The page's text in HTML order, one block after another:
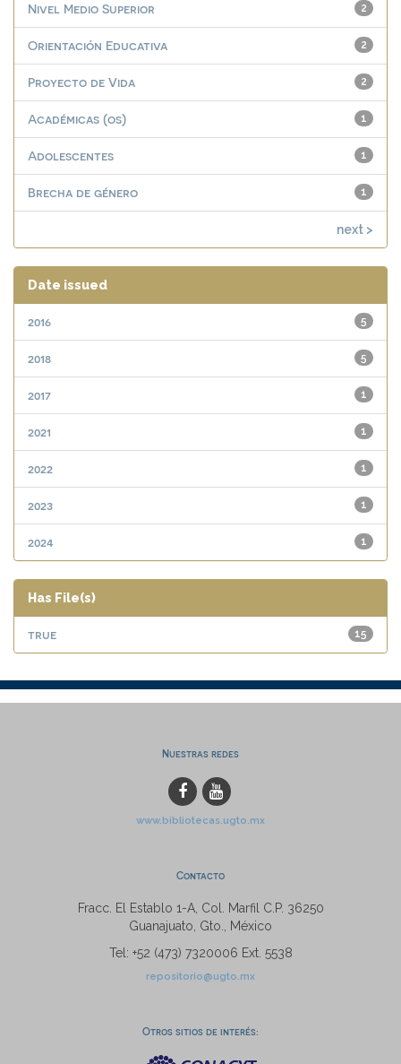
2
Nivel Medio Superior
2
Orientación Educativa
2
Proyecto de Vida
1
Académicas (os)
1
Adolescentes
1
Brecha de género
next >
Date issued
5
2016
5
2018
1
2017
1
2021
1
2022
1
2023
1
2024
Has File(s)
15
true
Nuestras redes
www.bibliotecas.ugto.mx
Contacto
Fracc. El Establo 1-A, Col. Marfil C.P. 36250
Guanajuato, Gto., México
Tel: +52 (473) 7320006 Ext. 5538
repositorio@ugto.mx
Otros sitios de interés: